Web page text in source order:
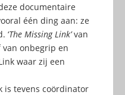
documentaire
één ding aan: ze
‘The Missing Link’van
onbegrip en
waar zij een
is tevens coördinator